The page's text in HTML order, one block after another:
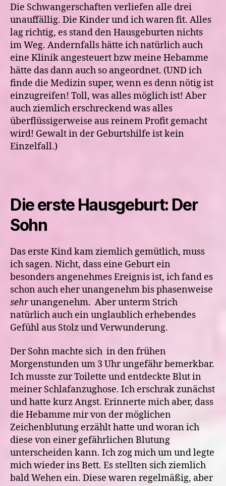
Die Schwangerschaften verliefen alle drei
unauffällig. Die Kinder und ich waren fit. Alles
lag richtig, es stand den Hausgeburten nichts
im Weg. Andernfalls hätte ich natürlich auch
eine Klinik angesteuert bzw meine Hebamme
hätte das dann auch so angeordnet. (UND ich
finde die Medizin super, wenn es denn nötig ist
einzugreifen! Toll, was alles möglich ist! Aber
auch ziemlich erschreckend was alles
überflüssigerweise aus reinem Profit gemacht
wird! Gewalt in der Geburtshilfe ist kein
Einzelfall.)
Die erste Hausgeburt: Der
Sohn
Das erste Kind kam ziemlich gemütlich, muss
ich sagen. Nicht, dass eine Geburt ein
besonders angenehmes Ereignis ist, ich fand es
schon auch eher unangenehm bis phasenweise
sehrunangenehm. Aber unterm Strich
natürlich auch ein unglaublich erhebendes
Gefühl aus Stolz und Verwunderung.
Der Sohn machte sich in den frühen
Morgenstunden um 3 Uhr ungefähr bemerkbar.
Ich musste zur Toilette und entdeckte Blut in
meiner Schlafanzughose. Ich erschrak zunächst
und hatte kurz Angst. Erinnerte mich aber, dass
die Hebamme mir von der möglichen
Zeichenblutung erzählt hatte und woran ich
diese von einer gefährlichen Blutung
unterscheiden kann. Ich zog mich um und legte
mich wieder ins Bett. Es stellten sich ziemlich
bald Wehen ein. Diese waren regelmäßig, aber